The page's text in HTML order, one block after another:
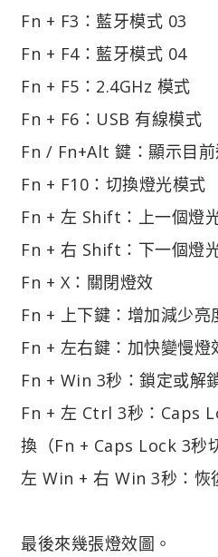
Fn + F3：藍牙模式 03
Fn + F4：藍牙模式 04
Fn + F5：2.4GHz 模式
Fn + F6：USB 有線模式
Fn / Fn+Alt 鍵：顯示目前
Fn + F10：切換燈光模式
Fn + 左 Shift：上一個燈
Fn + 右 Shift：下一個燈
Fn + X：關閉燈效
Fn + 上下鍵：增加減少亮
Fn + 左右鍵：加快變慢燈
Fn + Win 3秒：鎖定或解
Fn + 左 Ctrl 3秒：Caps
換（Fn + Caps Lock 3秒
左 Win + 右 Win 3秒：恢
最後來幾張燈效圖。